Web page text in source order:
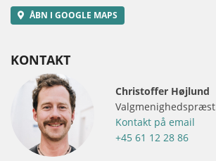
ÅBN I GOOGLE MAPS
KONTAKT
Christoffer Højlund
Valgmenighedspræst
Kontakt på email
+45 61 12 28 86